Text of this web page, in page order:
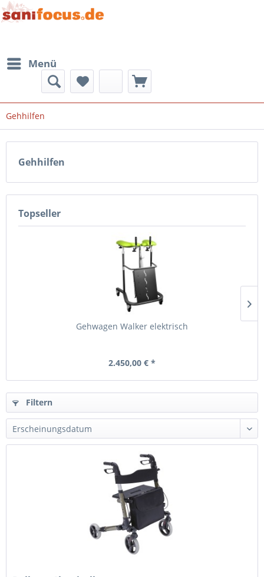
Menü
Gehhilfen
Gehhilfen
Topseller
Gehwagen Walker elektrisch
2.450,00 € *
Filtern